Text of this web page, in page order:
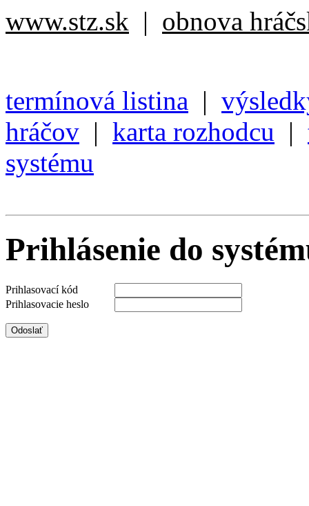
www.stz.sk | obnova
termínová listina |
hráčov | karta rozhodcu |
systému
Prihlásenie do
Prihlasovací kód
Prihlasovacie heslo